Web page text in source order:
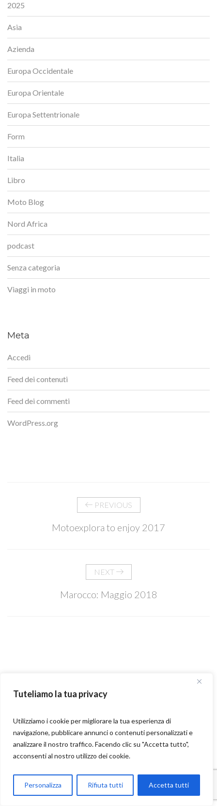
Tuteliamo la tua privacy
Utilizziamo i cookie per migliorare la tua esperienza di
navigazione, pubblicare annunci o contenuti personalizzati e
analizzare il nostro traffico. Facendo clic su "Accetta tutto",
acconsenti al nostro utilizzo dei cookie.
Personalizza Rifiuta tutti Accetta tutti
2025
Asia
Azienda
Europa Occidentale
Europa Orientale
Europa Settentrionale
Form
Italia
Libro
Moto Blog
Nord Africa
podcast
Senza categoria
Viaggi in moto
Meta
Accedi
Feed dei contenuti
Feed dei commenti
WordPress.org
PREVIOUS
Motoexplora to enjoy 2017
NEXT
Marocco: Maggio 2018
Parla con Motoexplora
Open chaty